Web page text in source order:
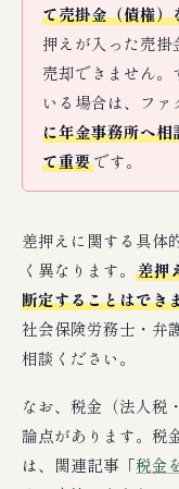
て売掛金（債権）
押えが入った売
売却できません
いる場合は、ファ
に年金事務所へ
て重要です。
差押えに関する具体
く異なります。 差押
断定することはでき
社会保険労務士・弁
相談ください。
なお、税金（法人税
論点があります。税
は、関連記事「税金